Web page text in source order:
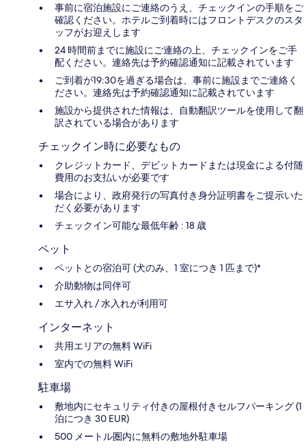
事前に宿泊施設にご連絡のうえ、チェックインの手順をご
確認ください。ホテルご到着時にはフロントデスクのスタ
ッフがお迎えします
24 時間前までに施設にご連絡の上、チェックインをご手
配ください。連絡先は予約確認通知に記載されています
ご到着が19:30を過ぎる場合は、事前に施設までご連絡く
ださい。連絡先は予約確認通知に記載されています
施設から提供された情報は、自動翻訳ツールを使用して翻
訳されている場合があります
チェックイン時に必要なもの
クレジットカード、デビットカードまたは現金による付随
費用のお支払いが必要です
場合により、政府発行の写真付き身分証明書をご提示いた
だく必要があります
チェックイン可能な最低年齢 : 18 歳
ペット
ペットとの宿泊可 (犬のみ、1 室につき 1 匹まで)*
介助動物は同伴可
エサ入れ / 水入れが利用可
インターネット
共用エリアの無料 WiFi
室内での無料 WiFi
駐車場
敷地内にセキュリティ付きの屋根付きセルフパーキング (1
泊につき 30 EUR)
500 メートル圏内に無料の敷地外駐車場